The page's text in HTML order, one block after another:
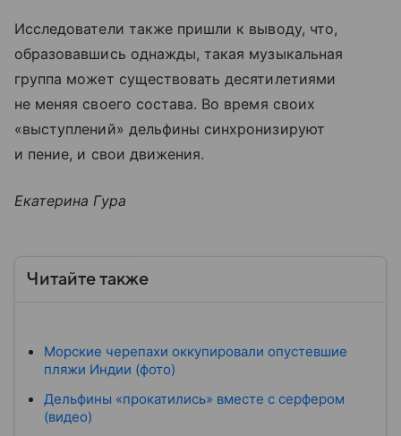
Исследователи также пришли к выводу, что,
образовавшись однажды, такая музыкальная
группа может существовать десятилетиями
не меняя своего состава. Во время своих
«выступлений» дельфины синхронизируют
и пение, и свои движения.
Екатерина Гура
Читайте также
Морские черепахи оккупировали опустевшие
пляжи Индии (фото)
Дельфины «прокатились» вместе с серфером
(видео)